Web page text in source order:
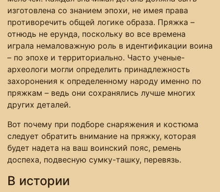
изготовлена со знанием эпохи, не имея права
противоречить общей логике образа. Пряжка –
отнюдь не ерунда, поскольку во все времена
играла немаловажную роль в идентификации воина
– по эпохе и территориально. Часто ученые-
археологи могли определить принадлежность
захоронения к определенному народу именно по
пряжкам – ведь они сохранялись лучше многих
других деталей.
Вот почему при подборе снаряжения и костюма
следует обратить внимание на пряжку, которая
будет надета на ваш воинский пояс, ремень
доспеха, подвесную сумку-ташку, перевязь.
В истории